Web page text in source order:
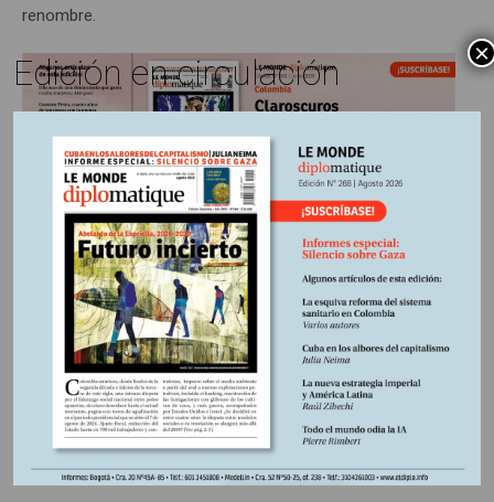
renombre.
Información adicional
Palestina
Región:Oriente Medio
Fuente:Periódico Le Monde diplomatique, edición
Colombia Nº266, Junio 2026
Otros Artículos
Edición en circulación ×